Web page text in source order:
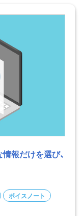
報だけを選び、
ボイスノート